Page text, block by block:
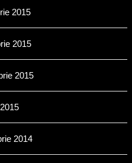
2015
2015
2015
2014